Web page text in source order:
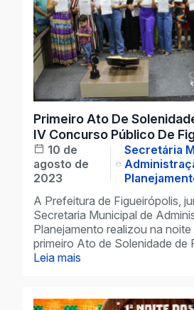
Primeiro Ato De
IV Concurso Público De
10 de
agosto de
2023
Secretária
A Prefeitura de Figueirópolis,
Secretaria Municipal de
Planejamento realizou na
primeiro Ato de Solenidade de
Leia mais